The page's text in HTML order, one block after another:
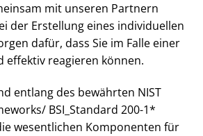
mit unseren Partnern
der Erstellung eines individuellen
dafür, dass Sie im Falle einer
effektiv reagieren können.
entlang des bewährten NIST
BSI_Standard 200-1*
wesentlichen Komponenten für